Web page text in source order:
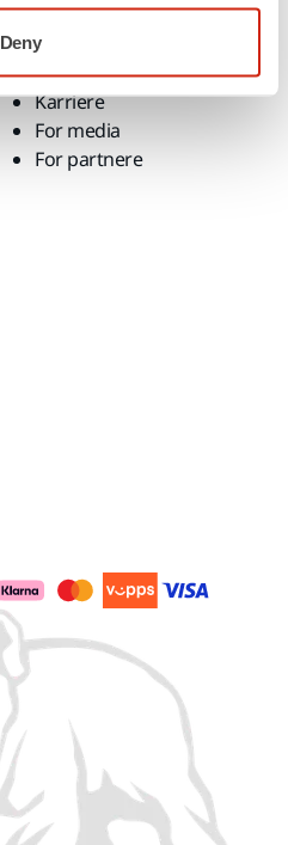
Deny
Om oss
Kontakt oss
Nyheter
Karriere
For media
For partnere